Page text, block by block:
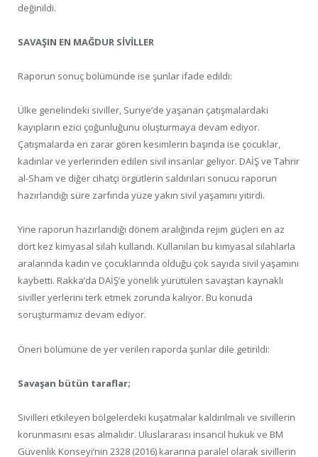
değinildi.
SAVAŞIN EN MAĞDUR SİVİLLER
Raporun sonuç bölümünde ise şunlar ifade edildi:
Ülke genelindeki siviller, Suriye’de yaşanan çatışmalardaki
kayıpların ezici çoğunluğunu oluşturmaya devam ediyor.
Çatışmalarda en zarar gören kesimlerin başında ise çocuklar,
kadınlar ve yerlerinden edilen sivil insanlar geliyor. DAİŞ ve Tahrir
al-Sham ve diğer cihatçı örgütlerin saldırıları sonucu raporun
hazırlandığı süre zarfında yüze yakın sivil yaşamını yitirdi.
Yine raporun hazırlandığı dönem aralığında rejim güçleri en az
dört kez kimyasal silah kullandı. Kullanılan bu kimyasal silahlarla
aralarında kadın ve çocuklarında olduğu çok sayıda sivil yaşamını
kaybetti. Rakka’da DAİŞ’e yönelik yürütülen savaştan kaynaklı
siviller yerlerini terk etmek zorunda kalıyor. Bu konuda
soruşturmamız devam ediyor.
Öneri bölümüne de yer verilen raporda şunlar dile getirildi:
Savaşan bütün taraflar;
Sivilleri etkileyen bölgelerdeki kuşatmalar kaldırılmalı ve sivillerin
korunmasını esas almalıdır. Uluslararası insancıl hukuk ve BM
Güvenlik Konseyi’nin 2328 (2016) kararına paralel olarak sivillerin